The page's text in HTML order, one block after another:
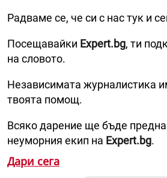
Радваме се, че си с нас тук и
Посещавайки Expert.bg, ти
на словото.
Независимата журналистика
твоята помощ.
Всяко дарение ще бъде
неуморния екип на Expert.bg.
Дари сега